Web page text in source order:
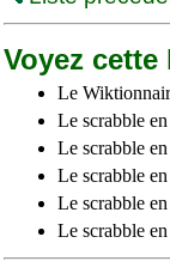
Voyez
Le
Le scrabble
Le scrabble
Le scrabble
Le scrabble
Le scrabble